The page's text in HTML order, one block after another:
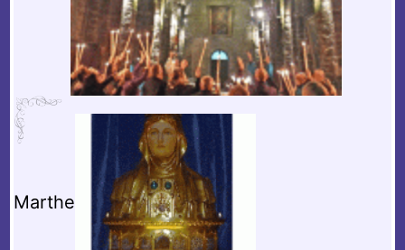
Marthe